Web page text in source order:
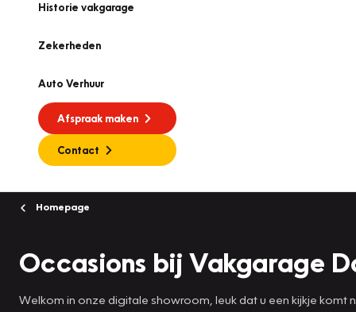
Historie vakgarage
Zekerheden
Auto Verhuur
Afspraak maken
Contact
Homepage
Occasions bij Vakgarage
Welkom in onze digitale showroom, leuk dat u een kijkje komt